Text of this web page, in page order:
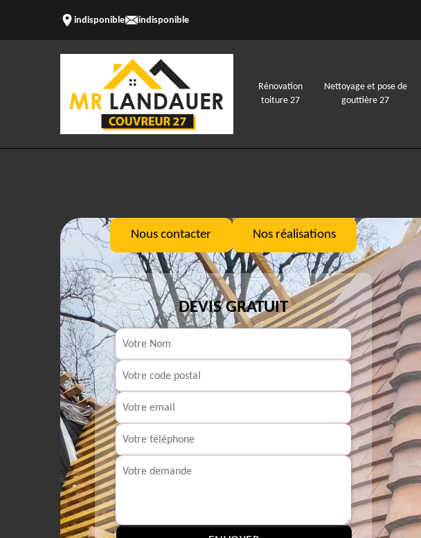
indisponible indisponible
Rénovation
toiture 27
Nettoyage et pose de
gouttière 27
Nous contacter Nos réalisations
DEVIS GRATUIT